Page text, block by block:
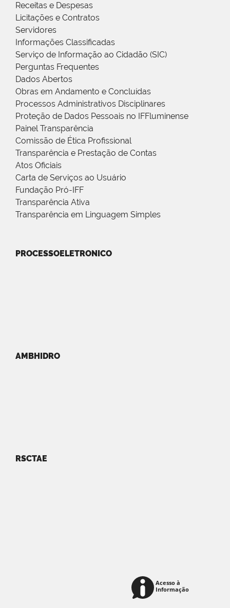
Receitas e Despesas
Licitações e Contratos
Servidores
Informações Classificadas
Serviço de Informação ao Cidadão (SIC)
Perguntas Frequentes
Dados Abertos
Obras em Andamento e Concluídas
Processos Administrativos Disciplinares
Proteção de Dados Pessoais no IFFluminense
Painel Transparência
Comissão de Ética Profissional
Transparência e Prestação de Contas
Atos Oficiais
Carta de Serviços ao Usuário
Fundação Pró-IFF
Transparência Ativa
Transparência em Linguagem Simples
PROCESSOELETRONICO
AMBHIDRO
RSCTAE